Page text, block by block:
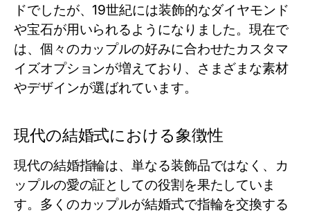
ドでしたが、19世紀には装飾的なダイヤモンド
や宝石が用いられるようになりました。現在で
は、個々のカップルの好みに合わせたカスタマ
イズオプションが増えており、さまざまな素材
やデザインが選ばれています。
現代の結婚式における象徴性
現代の結婚指輪は、単なる装飾品ではなく、カ
ップルの愛の証としての役割を果たしていま
す。多くのカップルが結婚式で指輪を交換する